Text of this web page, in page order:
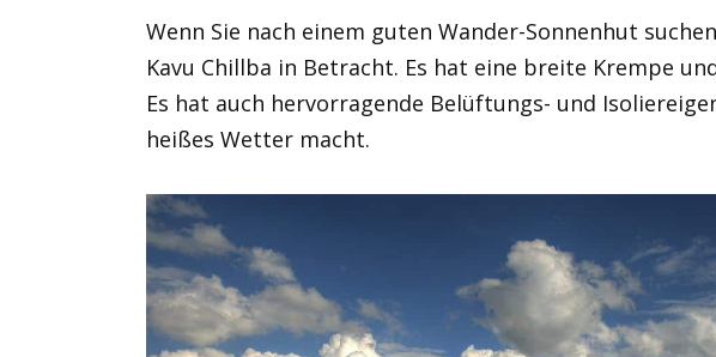
Wenn Sie nach einem guten Wander-Sonnenhut
Kavu Chillba in Betracht. Es hat eine breite Krempe
Es hat auch hervorragende Belüftungs- und
heißes Wetter macht.